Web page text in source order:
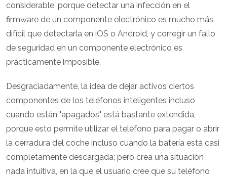
considerable, porque detectar una infección en el
firmware de un componente electrónico es mucho más
difícil que detectarla en iOS o Android, y corregir un fallo
de seguridad en un componente electrónico es
prácticamente imposible.
Desgraciadamente, la idea de dejar activos ciertos
componentes de los teléfonos inteligentes incluso
cuando están "apagados" está bastante extendida,
porque esto permite utilizar el teléfono para pagar o abrir
la cerradura del coche incluso cuando la batería está casi
completamente descargada; pero crea una situación
nada intuitiva, en la que el usuario cree que su teléfono